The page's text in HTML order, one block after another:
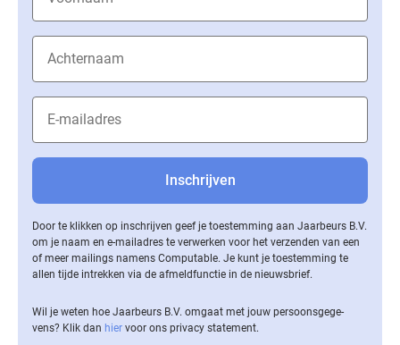
Door te klikken op inschrijven geef je toestemming aan Jaarbeurs B.V.
om je naam en e-mailadres te verwerken voor het verzenden van een
of meer mailings namens Computable. Je kunt je toestemming te
allen tijde intrekken via de af­meld­func­tie in de nieuwsbrief.
Wil je weten hoe Jaarbeurs B.V. omgaat met jouw per­soons­ge­ge­
vens? Klik dan hier voor ons privacy statement.